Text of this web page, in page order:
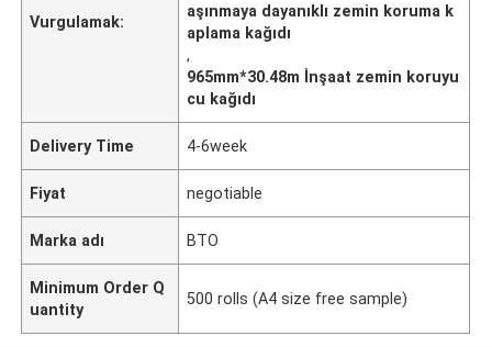
Vurgulamak:
aşınmaya dayanıklı zemin koruma k
aplama kağıdı
,
965mm*30.48m İnşaat zemin koruyu
cu kağıdı
Delivery Time 4-6week
Fiyat negotiable
Marka adı BTO
Minimum Order Q
uantity
500 rolls (A4 size free sample)